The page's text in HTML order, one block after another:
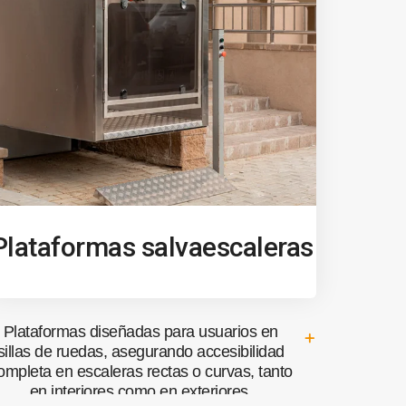
salvaescaleras
Plataformas diseñadas para usuarios en
de ruedas, asegurando accesibilidad
en escaleras rectas o curvas, tanto
en interiores como en exteriores.